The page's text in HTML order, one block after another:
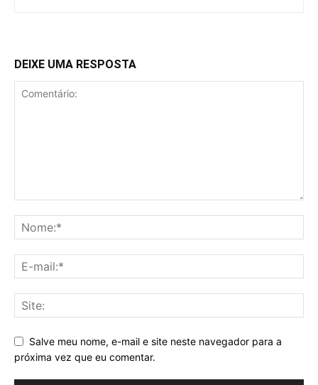
DEIXE UMA RESPOSTA
Salve meu nome, e-mail e site neste navegador para a
próxima vez que eu comentar.